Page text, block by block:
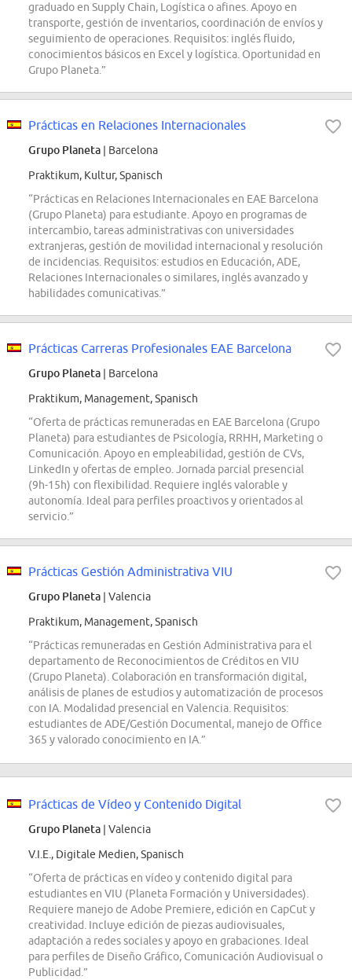
graduado en Supply Chain, Logística o afines. Apoyo en
transporte, gestión de inventarios, coordinación de envíos y
seguimiento de operaciones. Requisitos: inglés fluido,
conocimientos básicos en Excel y logística. Oportunidad en
Grupo Planeta.”
Prácticas en Relaciones Internacionales
Grupo Planeta | Barcelona
Praktikum, Kultur, Spanisch
“Prácticas en Relaciones Internacionales en EAE Barcelona
(Grupo Planeta) para estudiante. Apoyo en programas de
intercambio, tareas administrativas con universidades
extranjeras, gestión de movilidad internacional y resolución
de incidencias. Requisitos: estudios en Educación, ADE,
Relaciones Internacionales o similares, inglés avanzado y
habilidades comunicativas.”
Prácticas Carreras Profesionales EAE Barcelona
Grupo Planeta | Barcelona
Praktikum, Management, Spanisch
“Oferta de prácticas remuneradas en EAE Barcelona (Grupo
Planeta) para estudiantes de Psicología, RRHH, Marketing o
Comunicación. Apoyo en empleabilidad, gestión de CVs,
LinkedIn y ofertas de empleo. Jornada parcial presencial
(9h-15h) con flexibilidad. Requiere inglés valorable y
autonomía. Ideal para perfiles proactivos y orientados al
servicio.”
Prácticas Gestión Administrativa VIU
Grupo Planeta | Valencia
Praktikum, Management, Spanisch
“Prácticas remuneradas en Gestión Administrativa para el
departamento de Reconocimientos de Créditos en VIU
(Grupo Planeta). Colaboración en transformación digital,
análisis de planes de estudios y automatización de procesos
con IA. Modalidad presencial en Valencia. Requisitos:
estudiantes de ADE/Gestión Documental, manejo de Office
365 y valorado conocimiento en IA.”
Prácticas de Vídeo y Contenido Digital
Grupo Planeta | Valencia
V.I.E., Digitale Medien, Spanisch
“Oferta de prácticas en vídeo y contenido digital para
estudiantes en VIU (Planeta Formación y Universidades).
Requiere manejo de Adobe Premiere, edición en CapCut y
creatividad. Incluye edición de piezas audiovisuales,
adaptación a redes sociales y apoyo en grabaciones. Ideal
para perfiles de Diseño Gráfico, Comunicación Audiovisual o
Publicidad.”